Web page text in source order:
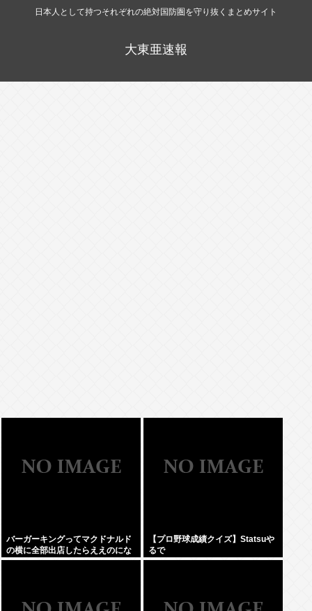
日本人として持つそれぞれの絶対国防圏を守り抜くまとめサイト
大東亜速報
バーガーキングってマクドナルド
の横に全部出店したらええのにな
【プロ野球成績クイズ】Statsuや
るで